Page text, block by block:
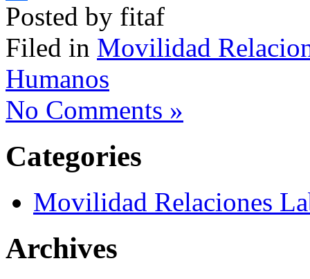
Compartir
Posted by fitaf
Filed in Movilidad
Humanos
No Comments »
Categories
Movilidad Relaciones
Archives